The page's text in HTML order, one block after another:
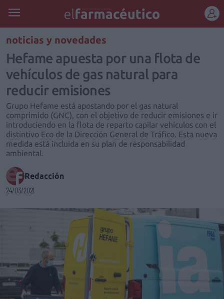
REGÍSTRATE
noticias y novedades
Hefame apuesta por una flota de
vehículos de gas natural para
reducir emisiones
Grupo Hefame está apostando por el gas natural
comprimido (GNC), con el objetivo de reducir emisiones e ir
introduciendo en la flota de reparto capilar vehículos con el
distintivo Eco de la Dirección General de Tráfico. Esta nueva
medida está incluida en su plan de responsabilidad
ambiental.
Redacción
24/03/2021